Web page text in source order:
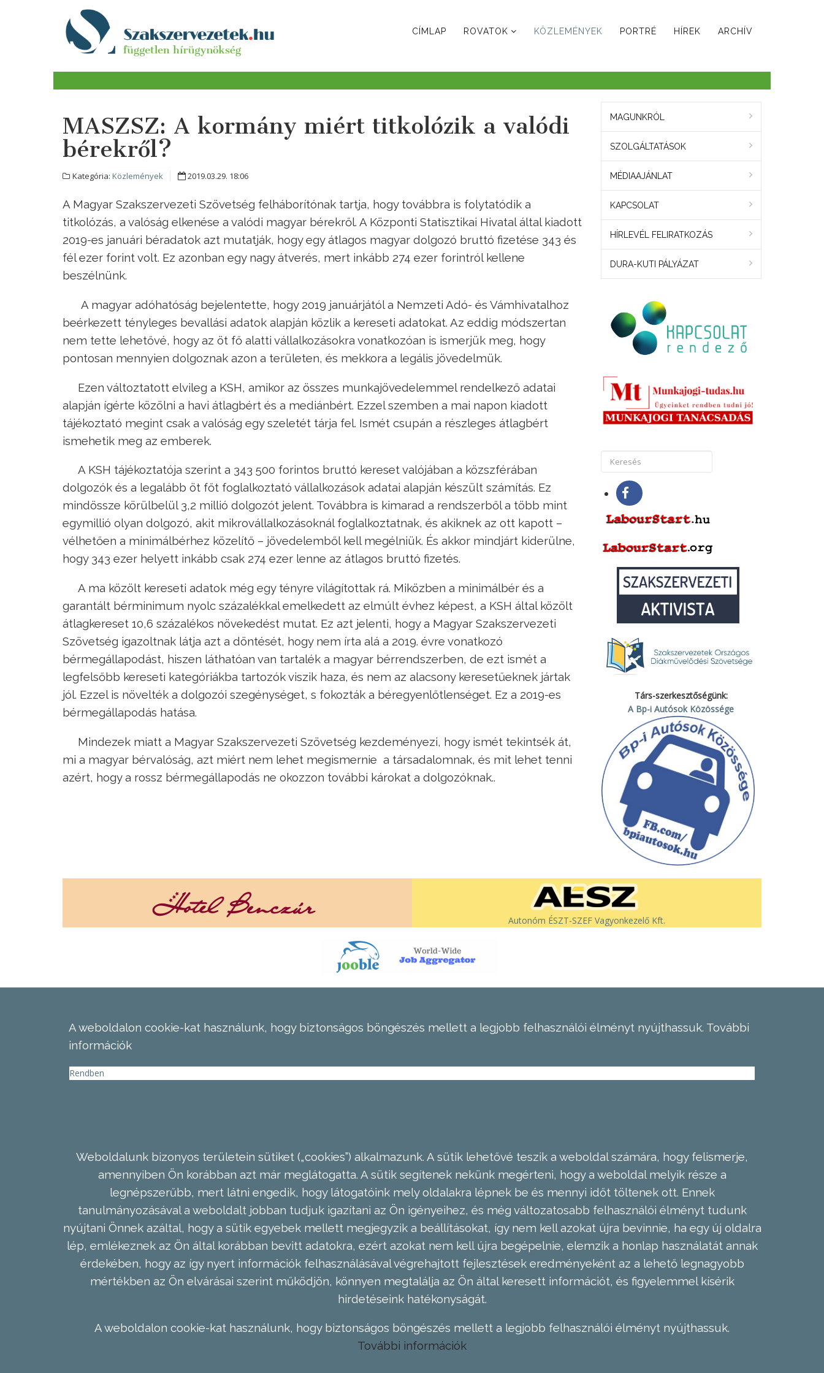
CÍMLAP ROVATOK KÖZLEMÉNYEK PORTRÉ HÍREK ARCHÍV
MASZSZ: A kormány miért titkolózik a valódi
bérekről?
Kategória: Közlemények 2019.03.29. 18:06
A Magyar Szakszervezeti Szövetség felháborítónak tartja, hogy továbbra is folytatódik a
titkolózás, a valóság elkenése a valódi magyar bérekről. A Központi Statisztikai Hivatal által kiadott
2019-es januári béradatok azt mutatják, hogy egy átlagos magyar dolgozó bruttó fizetése 343 és
fél ezer forint volt. Ez azonban egy nagy átverés, mert inkább 274 ezer forintról kellene
beszélnünk.
A magyar adóhatóság bejelentette, hogy 2019 januárjától a Nemzeti Adó- és Vámhivatalhoz
beérkezett tényleges bevallási adatok alapján közlik a kereseti adatokat. Az eddig módszertan
nem tette lehetővé, hogy az öt fő alatti vállalkozásokra vonatkozóan is ismerjük meg, hogy
pontosan mennyien dolgoznak azon a területen, és mekkora a legális jövedelmük.
Ezen változtatott elvileg a KSH, amikor az összes munkajövedelemmel rendelkező adatai
alapján ígérte közölni a havi átlagbért és a mediánbért. Ezzel szemben a mai napon kiadott
tájékoztató megint csak a valóság egy szeletét tárja fel. Ismét csupán a részleges átlagbért
ismehetik meg az emberek.
A KSH tájékoztatója szerint a 343 500 forintos bruttó kereset valójában a közszférában
dolgozók és a legalább öt főt foglalkoztató vállalkozások adatai alapján készült számítás. Ez
mindössze körülbelül 3,2 millió dolgozót jelent. Továbbra is kimarad a rendszerből a több mint
egymillió olyan dolgozó, akit mikrovállalkozásoknál foglalkoztatnak, és akiknek az ott kapott –
vélhetően a minimálbérhez közelítő – jövedelemből kell megélniük. És akkor mindjárt kiderülne,
hogy 343 ezer helyett inkább csak 274 ezer lenne az átlagos bruttó fizetés.
A ma közölt kereseti adatok még egy tényre világítottak rá. Miközben a minimálbér és a
garantált bérminimum nyolc százalékkal emelkedett az elmúlt évhez képest, a KSH által közölt
átlagkereset 10,6 százalékos növekedést mutat. Ez azt jelenti, hogy a Magyar Szakszervezeti
Szövetség igazoltnak látja azt a döntését, hogy nem írta alá a 2019. évre vonatkozó
bérmegállapodást, hiszen láthatóan van tartalék a magyar bérrendszerben, de ezt ismét a
legfelsőbb kereseti kategóriákba tartozók viszik haza, és nem az alacsony keresetűeknek jártak
jól. Ezzel is növelték a dolgozói szegénységet, s fokozták a béregyenlőtlenséget. Ez a 2019-es
bérmegállapodás hatása.
Mindezek miatt a Magyar Szakszervezeti Szövetség kezdeményezi, hogy ismét tekintsék át,
mi a magyar bérvalóság, azt miért nem lehet megismernie a társadalomnak, és mit lehet tenni
azért, hogy a rossz bérmegállapodás ne okozzon további károkat a dolgozóknak..
MAGUNKRÓL
SZOLGÁLTATÁSOK
MÉDIAAJÁNLAT
KAPCSOLAT
HÍRLEVÉL FELIRATKOZÁS
DURA-KUTI PÁLYÁZAT
Társ-szerkesztőségünk:
A Bp-i Autósok Közössége
Autonóm ÉSZT-SZEF Vagyonkezelő Kft.
A weboldalon cookie-kat használunk, hogy biztonságos böngészés mellett a legjobb felhasználói élményt nyújthassuk. További
információk
Rendben
Weboldalunk bizonyos területein sütiket („cookies”) alkalmazunk. A sütik lehetővé teszik a weboldal számára, hogy felismerje,
amennyiben Ön korábban azt már meglátogatta. A sütik segítenek nekünk megérteni, hogy a weboldal melyik része a
legnépszerűbb, mert látni engedik, hogy látogatóink mely oldalakra lépnek be és mennyi időt töltenek ott. Ennek
tanulmányozásával a weboldalt jobban tudjuk igazítani az Ön igényeihez, és még változatosabb felhasználói élményt tudunk
nyújtani Önnek azáltal, hogy a sütik egyebek mellett megjegyzik a beállításokat, így nem kell azokat újra bevinnie, ha egy új oldalra
lép, emlékeznek az Ön által korábban bevitt adatokra, ezért azokat nem kell újra begépelnie, elemzik a honlap használatát annak
érdekében, hogy az így nyert információk felhasználásával végrehajtott fejlesztések eredményeként az a lehető legnagyobb
mértékben az Ön elvárásai szerint működjön, könnyen megtalálja az Ön által keresett információt, és figyelemmel kísérik
hirdetéseink hatékonyságát.
A weboldalon cookie-kat használunk, hogy biztonságos böngészés mellett a legjobb felhasználói élményt nyújthassuk.
További információk